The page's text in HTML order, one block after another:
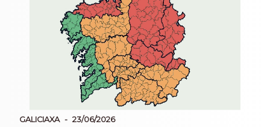
GALICIAXA 23/06/2026